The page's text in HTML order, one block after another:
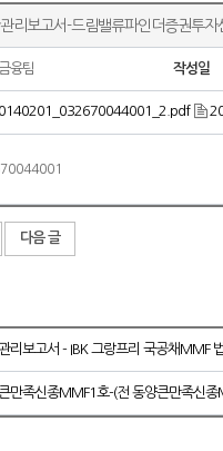
리보고서-드림밸류파인더증권투자
융팀 작성일
다음 글
리보고서 - IBK 그랑프리 국공채MMF
만족신종MMF1호-(전 동양큰만족신